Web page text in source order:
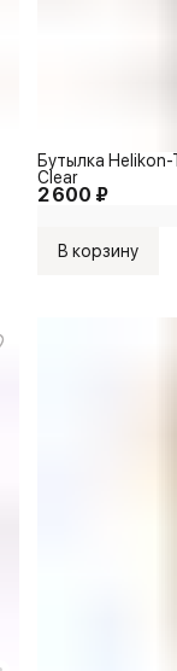
2 600 ₽
Бутылка
Clear
В корзину